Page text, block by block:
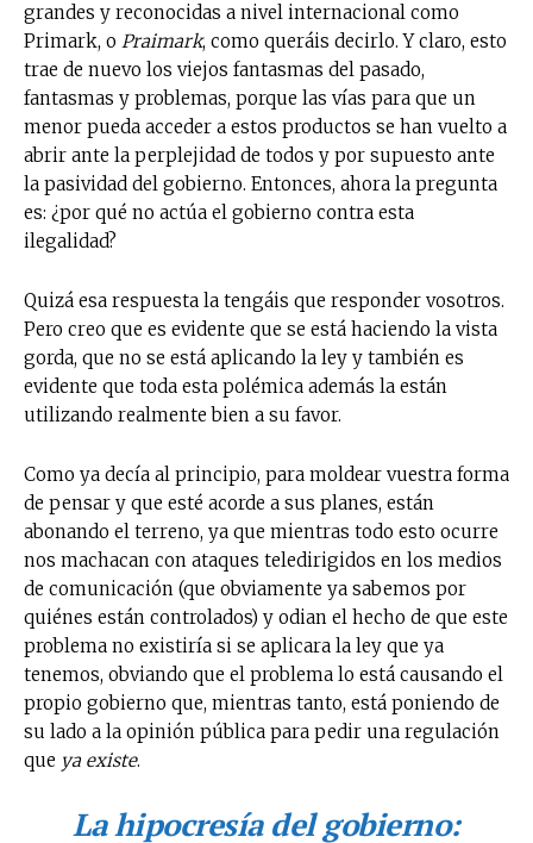
grandes y reconocidas a nivel internacional como
Primark, o Praimark, como queráis decirlo. Y claro, esto
trae de nuevo los viejos fantasmas del pasado,
fantasmas y problemas, porque las vías para que un
menor pueda acceder a estos productos se han vuelto a
abrir ante la perplejidad de todos y por supuesto ante
la pasividad del gobierno. Entonces, ahora la pregunta
es: ¿por qué no actúa el gobierno contra esta
ilegalidad?
Quizá esa respuesta la tengáis que responder vosotros.
Pero creo que es evidente que se está haciendo la vista
gorda, que no se está aplicando la ley y también es
evidente que toda esta polémica además la están
utilizando realmente bien a su favor.
Como ya decía al principio, para moldear vuestra forma
de pensar y que esté acorde a sus planes, están
abonando el terreno, ya que mientras todo esto ocurre
nos machacan con ataques teledirigidos en los medios
de comunicación (que obviamente ya sabemos por
quiénes están controlados) y odian el hecho de que este
problema no existiría si se aplicara la ley que ya
tenemos, obviando que el problema lo está causando el
propio gobierno que, mientras tanto, está poniendo de
su lado a la opinión pública para pedir una regulación
que ya existe.
La hipocresía del gobierno: